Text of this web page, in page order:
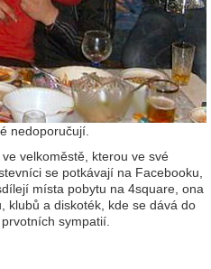
nedoporučují.
velkoměstě, kterou ve své
se potkávají na Facebooku,
místa pobytu na 4square, ona
klubů a diskoték, kde se dává do
sympatií.